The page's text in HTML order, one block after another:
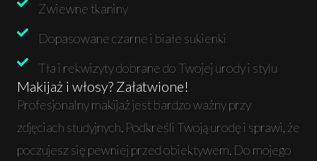
Zwiewne tkaniny
Dopasowane czarne i białe sukienki
Tła i rekwizyty dobrane do Twojej urody i stylu
Makijaż i włosy? Załatwione!
Profesjonalny makijaż jest bardzo ważny przy
zdjęciach studyjnych. Podkreśli Twoją urodę i sprawi, że
poczujesz się pewniej przed obiektywem. Do mojego